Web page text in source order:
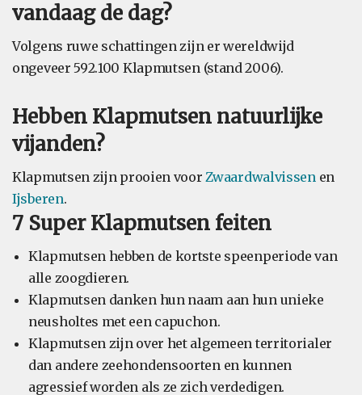
vandaag de dag?
Volgens ruwe schattingen zijn er wereldwijd
ongeveer 592.100 Klapmutsen (stand 2006).
Hebben Klapmutsen natuurlijke
vijanden?
Klapmutsen zijn prooien voorZwaardwalvissenen
Ijsberen.
7 Super Klapmutsen feiten
Klapmutsen hebben de kortste speenperiode van
alle zoogdieren.
Klapmutsen danken hun naam aan hun unieke
neusholtes met een capuchon.
Klapmutsen zijn over het algemeen territorialer
dan andere zeehondensoorten en kunnen
agressief worden als ze zich verdedigen.